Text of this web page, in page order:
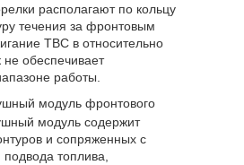
располагают по кольцу
течения за фронтовым
ТВС в относительно
обеспечивает
работы.
модуль фронтового
модуль содержит
и сопряженных с
топлива,